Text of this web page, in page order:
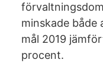
minskade både
mål 2019
procent.